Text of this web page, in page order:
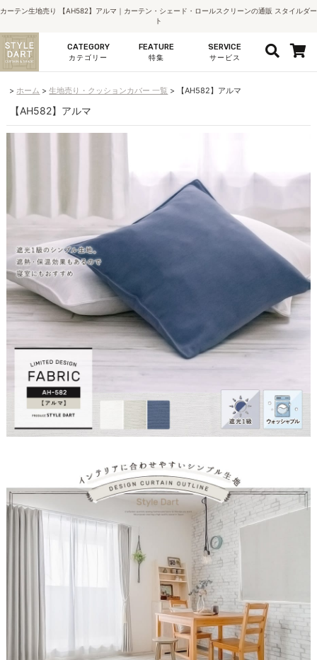
カーテン生地売り 【AH582】アルマ｜カーテン・シェード・ロールスクリーンの通販 スタイルダー
ト
CATEGORY
カテゴリー
FEATURE
特集
SERVICE
サービス
ホーム 生地売り・クッションカバー 一覧 【AH582】アルマ
【AH582】アルマ